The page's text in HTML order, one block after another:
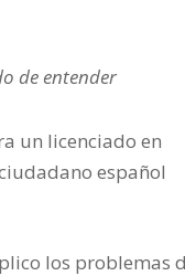
de entender
un licenciado en
español
los problemas